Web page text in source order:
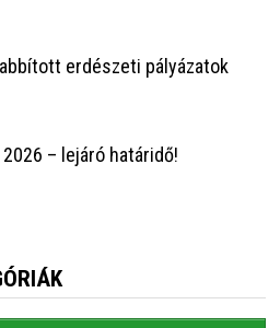
erdészeti pályázatok
– lejáró határidő!